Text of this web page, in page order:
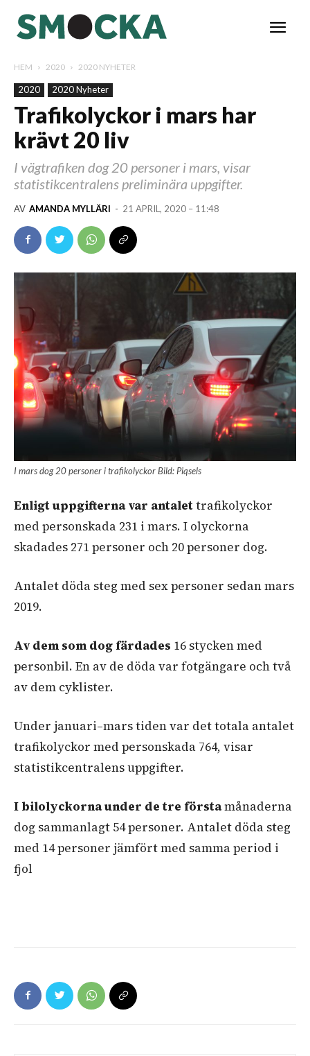
HEM 2020 2020 NYHETER
2020 2020 Nyheter
Trafikolyckor i mars har
krävt 20 liv
I vägtrafiken dog 20 personer i mars, visar
statistikcentralens preliminära uppgifter.
AV AMANDA MYLLÄRI - 21 APRIL, 2020 – 11:48
I mars dog 20 personer i trafikolyckor Bild: Piqsels
Enligt uppgifterna var antalettrafikolyckor
med personskada 231 i mars. I olyckorna
skadades 271 personer och 20 personer dog.
Antalet döda steg med sex personer sedan mars
2019.
Av dem som dog färdades 16 stycken med
personbil. En av de döda var fotgängare och två
av dem cyklister.
Under januari–mars tiden var det totala antalet
trafikolyckor med personskada 764, visar
statistikcentralens uppgifter.
I bilolyckorna under de tre förstamånaderna
dog sammanlagt 54 personer. Antalet döda steg
med 14 personer jämfört med samma period i
fjol